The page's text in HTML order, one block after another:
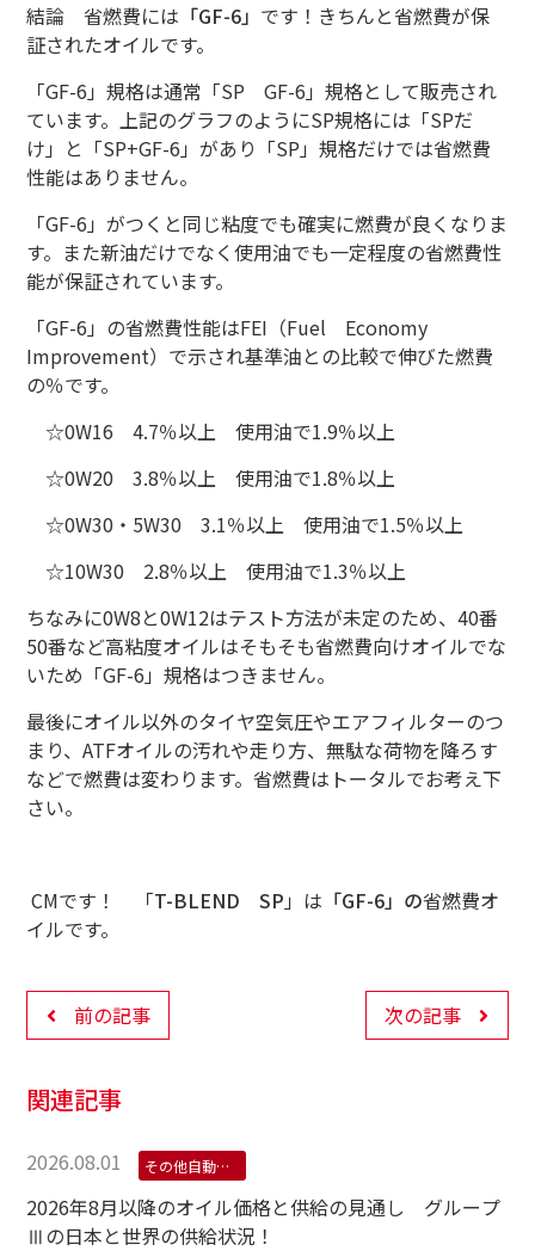
結論 省燃費には 「GF-6」 です！きちんと省燃費が保
証されたオイルです。
「GF-6」規格は通常「SP GF-6」規格として販売され
ています。上記のグラフのようにSP規格には「SPだ
け」と「SP+GF-6」があり「SP」規格だけでは省燃費
性能はありません。
「GF-6」がつくと同じ粘度でも確実に燃費が良くなりま
す。また新油だけでなく使用油でも一定程度の省燃費性
能が保証されています。
「GF-6」の省燃費性能はFEI（Fuel Economy
Improvement）で示され基準油との比較で伸びた燃費
の％です。
☆0W16 4.7％以上 使用油で1.9％以上
☆0W20 3.8％以上 使用油で1.8％以上
☆0W30・5W30 3.1％以上 使用油で1.5％以上
☆10W30 2.8％以上 使用油で1.3％以上
ちなみに0W8と0W12はテスト方法が未定のため、40番
50番など高粘度オイルはそもそも省燃費向けオイルでな
いため「GF-6」規格はつきません。
最後にオイル以外のタイヤ空気圧やエアフィルターのつ
まり、ATFオイルの汚れや走り方、無駄な荷物を降ろす
などで燃費は変わります。省燃費はトータルでお考え下
さい。
CMです！ 「T-BLEND SP 」は 「GF-6」の省燃費オ
イルです。
前の記事 次の記事
関連記事
2026.08.01 その他自動車用オイル
2026年8月以降のオイル価格と供給の見通し グループ
Ⅲの日本と世界の供給状況！